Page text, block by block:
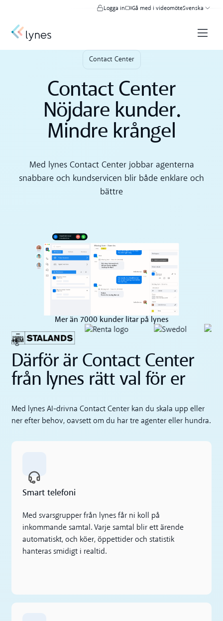
Logga in Gå med i videomöteSvenska
Contact Center
Contact Center
Nöjdare kunder.
Mindre krångel
Med lynes Contact Center jobbar agenterna
snabbare och kundservicen blir både enklare och
bättre
Mer än 7000 kunder litar på lynes
Därför är Contact Center
från lynes rätt val för er
Med lynes AI-drivna Contact Center kan du skala upp eller
ner efter behov, oavsett om du har tre agenter eller hundra.
Smart telefoni
Med svarsgrupper från lynes får ni koll på
inkommande samtal. Varje samtal blir ett ärende
automatiskt, och köer, öppettider och statistik
hanteras smidigt i realtid.